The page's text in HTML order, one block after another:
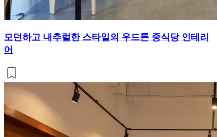
모던하고 내추럴한 스타일의 우드톤 중식당 인테리
어